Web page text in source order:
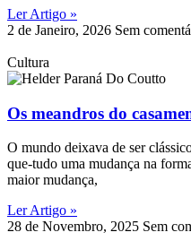
Ler Artigo »
2 de Janeiro, 2026 Sem
Cultura
Os meandros do
O mundo deixava de ser
que-tudo uma mudança na
maior mudança,
Ler Artigo »
28 de Novembro, 2025 Sem